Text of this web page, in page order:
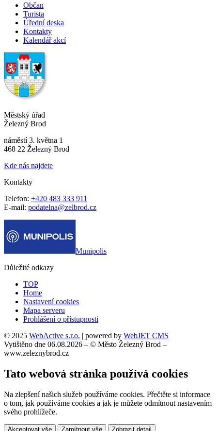
Občan
Turista
Úřední deska
Kontakty
Kalendář akcí
Městský úřad
Železný Brod
náměstí 3. května 1
468 22 Železný Brod
Kde nás najdete
Kontakty
Telefon: +420 483 333 911
E-mail: podatelna@zelbrod.cz
Munipolis
Důležité odkazy
TOP
Home
Nastavení cookies
Mapa serveru
Prohlášení o přístupnosti
© 2025 WebActive s.r.o. | powered by WebJET CMS
Vytištěno dne 06.08.2026 – © Město Železný Brod –
www.zeleznybrod.cz
Tato webová stránka používá cookies
Na zlepšení našich služeb používáme cookies. Přečtěte si informace
o tom, jak používáme cookies a jak je můžete odmítnout nastavením
svého prohlížeče.
Akceptovat vše Zamítnout vše Zobrazit detail